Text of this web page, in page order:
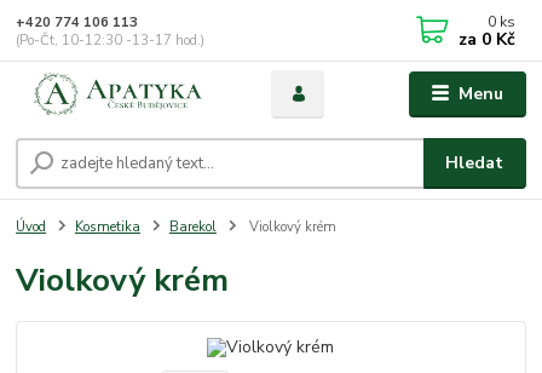
Menu
Hledat
+420 774 106 113
(Po-Čt, 10-12:30 -13-17 hod.)
0 ks
za 0 Kč
Úvod Kosmetika Barekol Violkový krém
Violkový krém